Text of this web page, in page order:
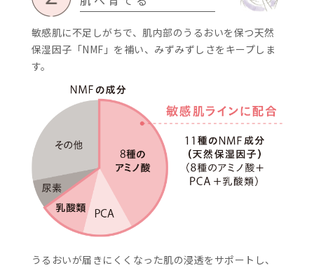
肌がつくり出すセラミド